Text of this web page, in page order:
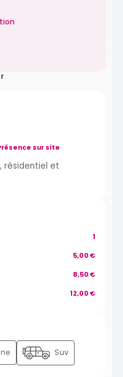
sur site
résidentiel et
1
5,00 €
8,50 €
12,00 €
Suv